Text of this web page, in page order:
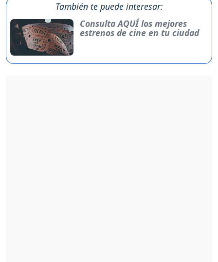
También te puede interesar:
Consulta AQUÍ los mejores
estrenos de cine en tu ciudad